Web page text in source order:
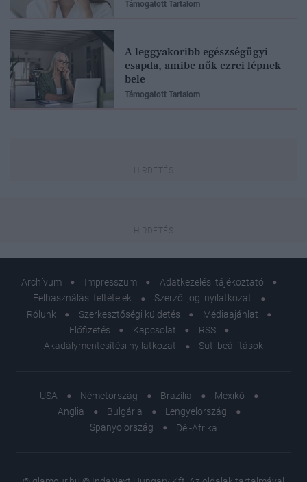
Támogatott Tartalom
A leggyakoribb egészségügyi
csapda, amibe nők ezrei lépnek
bele
Támogatott Tartalom
Archívum Impresszum
Adatkezelési tájékoztató
Felhasználási feltételek
Szerzői jogi nyilatkozat
Rólunk
Szerkesztőségi küldetés
Médiaajánlat
Előfizetés
Kapcsolat
RSS
Akadálymentesítési nyilatkozat
Süti beállítások
USA Németország Brazília
Mexikó
Anglia
Bulgária
Lengyelország
Spanyolország
Dél-Afrika